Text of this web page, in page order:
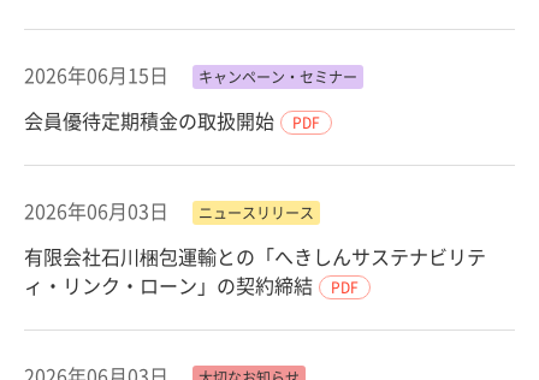
2026年06月15日 キャンペーン・セミナー
会員優待定期積金の取扱開始 PDF
2026年06月03日 ニュースリリース
有限会社石川梱包運輸との「へきしんサステナビリテ
ィ・リンク・ローン」の契約締結
PDF